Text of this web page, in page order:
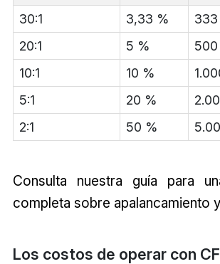
30:1
3,33 %
333
20:1
5 %
500
10:1
10 %
5:1
20 %
2:1
50 %
Consulta nuestra guía para
completa sobre apalancamiento
Los costos de operar con